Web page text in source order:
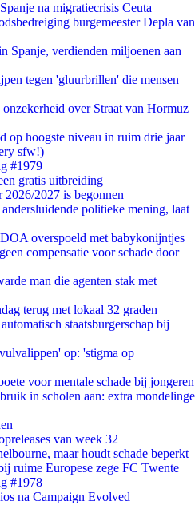
na migratiecrisis Ceuta
burgemeester Depla van
Spanje, verdienden miljoenen aan
tegen 'gluurbrillen' die mensen
over Straat van Hormuz
op hoogste niveau in ruim drie jaar
sfw!)
#1979
gratis uitbreiding
2027 is begonnen
andersluidende politieke mening, laat
overspoeld met babykonijntjes
compensatie voor schade door
man die agenten stak met
terug met lokaal 32 graden
staatsburgerschap bij
op: 'stigma op
voor mentale schade bij jongeren
in scholen aan: extra mondelinge
van week 32
maar houdt schade beperkt
ruime Europese zege FC Twente
#1978
na Campaign Evolved